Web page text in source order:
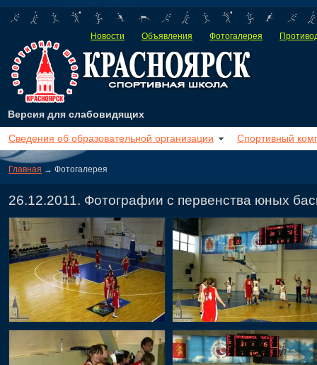
Новости Объявления Фотогалерея
Версия для слабовидящих
Сведения об образовательной организации Спортивный
Главная → Фотогалерея
26.12.2011. Фотографии с первенства юных